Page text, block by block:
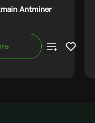
Antminer